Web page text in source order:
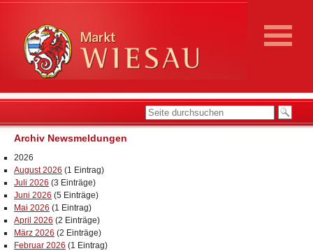
Archiv Newsmeldungen
2026
August 2026 (1 Eintrag)
Juli 2026 (3 Einträge)
Juni 2026 (5 Einträge)
Mai 2026 (1 Eintrag)
April 2026 (2 Einträge)
März 2026 (2 Einträge)
Februar 2026 (1 Eintrag)